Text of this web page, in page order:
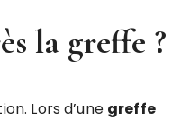
la greffe ?
Lors d’une greffe